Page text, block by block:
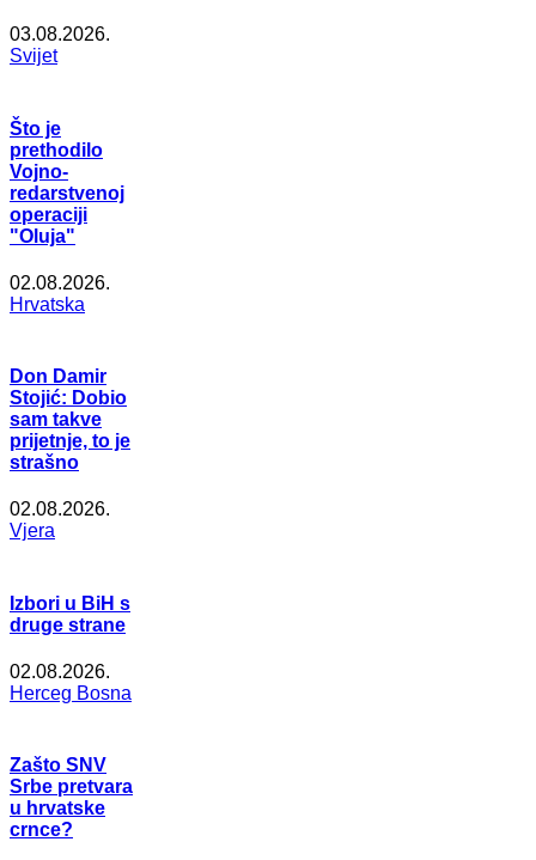
03.08.2026.
Svijet
Što je
prethodilo
Vojno-
redarstvenoj
operaciji
"Oluja"
02.08.2026.
Hrvatska
Don Damir
Stojić: Dobio
sam takve
prijetnje, to je
strašno
02.08.2026.
Vjera
Izbori u BiH s
druge strane
02.08.2026.
Herceg Bosna
Zašto SNV
Srbe pretvara
u hrvatske
crnce?